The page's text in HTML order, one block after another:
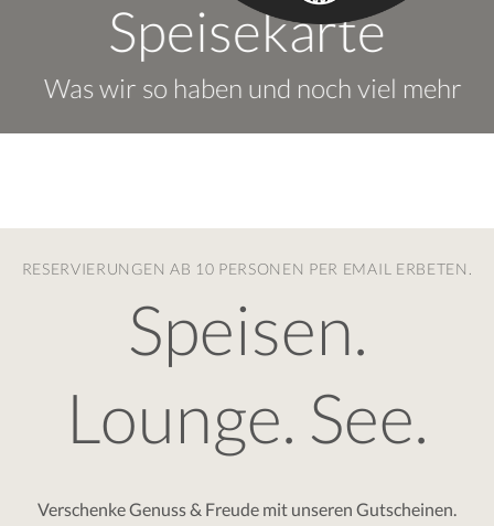
Speisekarte
Was wir so haben und noch viel mehr
RESERVIERUNGEN AB 10 PERSONEN PER EMAIL ERBETEN.
Speisen.
Lounge. See.
Verschenke Genuss & Freude mit unseren Gutscheinen.